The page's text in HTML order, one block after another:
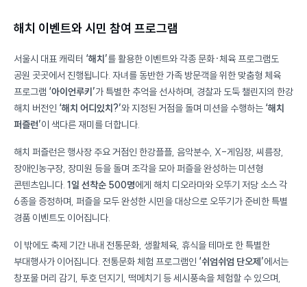
해치 이벤트와 시민 참여 프로그램
서울시 대표 캐릭터 ‘해치’를 활용한 이벤트와 각종 문화·체육 프로그램도
공원 곳곳에서 진행됩니다. 자녀를 동반한 가족 방문객을 위한 맞춤형 체육
프로그램 ‘아이언루키’가 특별한 추억을 선사하며, 경찰과 도둑 챌린지의 한강
해치 버전인 ‘해치 어디있치?’와 지정된 거점을 돌며 미션을 수행하는 ‘해치
퍼즐런’이 색다른 재미를 더합니다.
해치 퍼즐런은 행사장 주요 거점인 한강플플, 음악분수, X-게임장, 씨름장,
장애인농구장, 장미원 등을 돌며 조각을 모아 퍼즐을 완성하는 미션형
콘텐츠입니다. 1일 선착순 500명에게 해치 디오라마와 오뚜기 저당 소스 각
6종을 증정하며, 퍼즐을 모두 완성한 시민을 대상으로 오뚜기가 준비한 특별
경품 이벤트도 이어집니다.
이 밖에도 축제 기간 내내 전통문화, 생활체육, 휴식을 테마로 한 특별한
부대행사가 이어집니다. 전통문화 체험 프로그램인 ‘쉬엄쉬엄 단오제’에서는
창포물 머리 감기, 투호 던지기, 떡메치기 등 세시풍속을 체험할 수 있으며,